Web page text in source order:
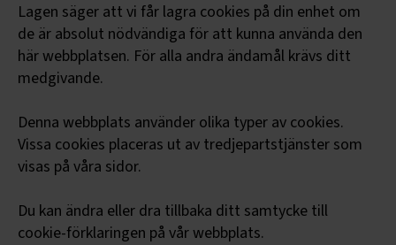
Lagen säger att vi får lagra cookies på din enhet om
de är absolut nödvändiga för att kunna använda den
här webbplatsen. För alla andra ändamål krävs ditt
medgivande.
Denna webbplats använder olika typer av cookies.
Vissa cookies placeras ut av tredjepartstjänster som
visas på våra sidor.
Du kan ändra eller dra tillbaka ditt samtycke till
cookie-förklaringen på vår webbplats.